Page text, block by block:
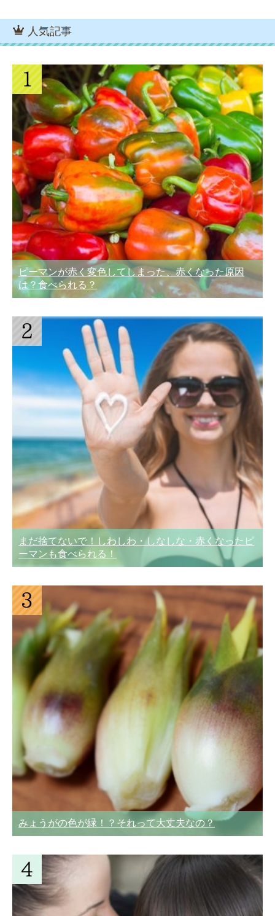
人気記事
ピーマンが赤く変色してしまった、赤くなった原因
は？食べられる？
まだ捨てないで！しわしわ・しなしな・赤くなったピ
ーマンも食べられる！
みょうがの色が緑！？それって大丈夫なの？